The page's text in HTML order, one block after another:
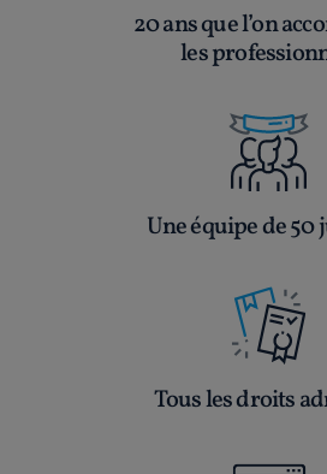
20 ans que l’on
les
Une équipe de 50
Tous les droits